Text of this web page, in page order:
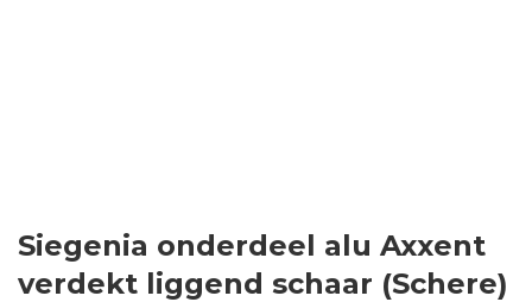
Vacatures
Siegenia onderdeel alu Axxent
verdekt liggend schaar (Schere)